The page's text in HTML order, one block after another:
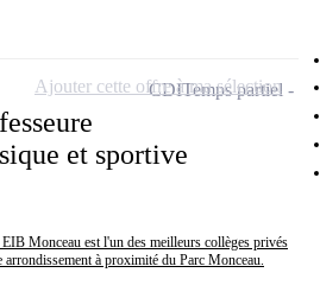
et sportive
Monceau est l'un des meilleurs collèges privés
à proximité du Parc Monceau.
CDITemps partiel
Ajouter cette offre à ma sélection